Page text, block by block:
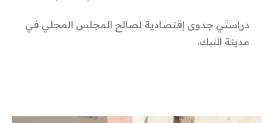
دراستَي جدوى إقتصادية لصالح المجلس المحلي في
مدينة النبك.